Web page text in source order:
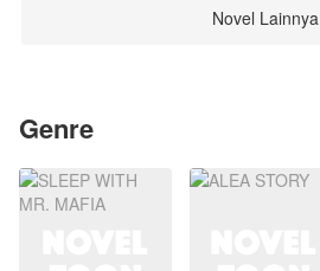
Novel Lainnya
Genre